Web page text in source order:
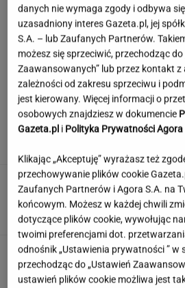
Szokujące nagranie
zwariowali"
Atak hakerski na
i systemu PUE
Kulinarny quiz
prawdziwi smakosze!
danych nie wymaga zgody i odbywa
uzasadniony interes Gazeta.pl, jej
S.A. – lub Zaufanych Partnerów.
możesz się sprzeciwić, przechodząc do
Zaawansowanych” lub przez kontakt
zależności od zakresu sprzeciwu i
jest kierowany. Więcej informacji o
osobowych znajdziesz w dokumencie
Gazeta.pl i Polityka Prywatności Agora
Klikając „Akceptuję” wyrażasz też
przechowywanie plików cookie
Zaufanych Partnerów i Agora S.A. na
końcowym. Możesz w każdej chwili
dotyczące plików cookie, wywołując
twoimi preferencjami dot.
odnośnik „Ustawienia prywatności ” w
przechodząc do „Ustawień
ustawień plików cookie możliwa jest